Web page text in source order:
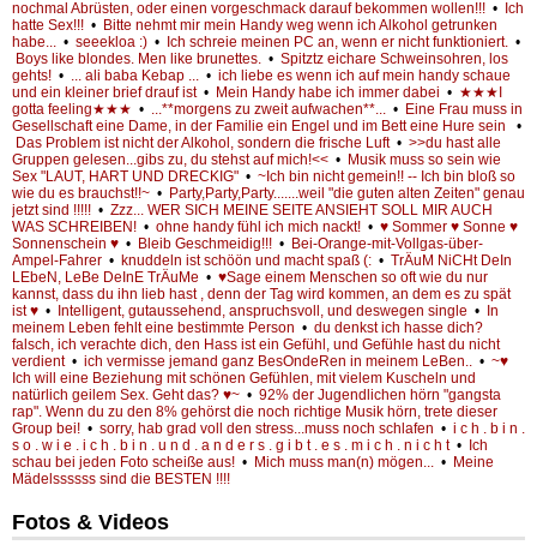
nochmal Abrüsten, oder einen vorgeschmack darauf bekommen wollen!!! •
Ich
hatte Sex!!! • Bitte nehmt mir mein Handy weg wenn ich Alkohol getrunken
habe... • seeekloa :) • Ich schreie meinen PC an, wenn er nicht funktioniert. •
Boys like blondes. Men like brunettes. • Spitztz eichare Schweinsohren, los
gehts! • ... ali baba Kebap ... • ich liebe es wenn ich auf mein handy schaue
und ein kleiner brief drauf ist • Mein Handy habe ich immer dabei • ★★★I
gotta feeling★★★ • ...**morgens zu zweit aufwachen**... • Eine Frau muss in
Gesellschaft eine Dame, in der Familie ein Engel und im Bett eine Hure sein
•
Das Problem ist nicht der Alkohol, sondern die frische Luft • >>du hast alle
Gruppen gelesen...gibs zu, du stehst auf mich!<< • Musik muss so sein wie
Sex "LAUT, HART UND DRECKIG" • ~Ich bin nicht gemein!! -- Ich bin bloß so
wie du es brauchst!!~ • Party,Party,Party.......weil "die guten alten Zeiten" genau
jetzt sind !!!!! • Zzz... WER SICH MEINE SEITE ANSIEHT SOLL MIR AUCH
WAS SCHREIBEN! • ohne handy fühl ich mich nackt! • ♥ Sommer ♥ Sonne ♥
Sonnenschein ♥ • Bleib Geschmeidig!!! • Bei-Orange-mit-Vollgas-über-
Ampel-Fahrer • knuddeln ist schöön und macht spaß (: • TrÄuM NiCHt DeIn
LEbeN, LeBe DeInE TrÄuMe • ♥Sage einem Menschen so oft wie du nur
kannst, dass du ihn lieb hast , denn der Tag wird kommen, an dem es zu spät
ist ♥ • Intelligent, gutaussehend, anspruchsvoll, und deswegen single •
In
meinem Leben fehlt eine bestimmte Person • du denkst ich hasse dich?
falsch, ich verachte dich, den Hass ist ein Gefühl, und Gefühle hast du nicht
verdient • ich vermisse jemand ganz BesOndeRen in meinem LeBen.. • ~♥
Ich will eine Beziehung mit schönen Gefühlen, mit vielem Kuscheln und
natürlich geilem Sex. Geht das? ♥~ • 92% der Jugendlichen hörn "gangsta
rap". Wenn du zu den 8% gehörst die noch richtige Musik hörn, trete dieser
Group bei! • sorry, hab grad voll den stress...muss noch schlafen • i c h . b i n .
s o . w i e . i c h . b i n . u n d . a n d e r s . g i b t . e s . m i c h . n i c h t •
Ich
schau bei jeden Foto scheiße aus! • Mich muss man(n) mögen... • Meine
Mädelssssss sind die BESTEN !!!!
Fotos & Videos